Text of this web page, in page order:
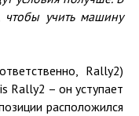
учить машину
Rally2)
Rally2 – он уступает
расположился